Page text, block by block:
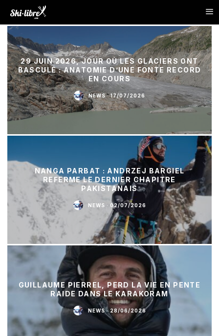
29 JUIN 2026, JOUR OÙ LES GLACIERS ONT
BASCULÉ : ANATOMIE D’UNE FONTE RECORD
EN COURS
NEWS · 17/07/2026
NANGA PARBAT : ANDRZEJ BARGIEL
REFERME LE DERNIER CHAPITRE
PAKISTANAIS
NEWS · 02/07/2026
GUILLAUME PIERREL, PERD LA VIE EN PENTE
RAIDE DANS LE KARAKORAM
NEWS · 28/06/2026